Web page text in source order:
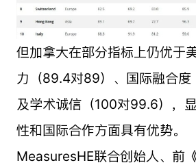
但加拿大在部分指标上仍优于
力（89.4对89）、国际融合
及学术诚信（100对99.6），
性和国际合作方面具有优势。
MeasuresHE联合创始人、前